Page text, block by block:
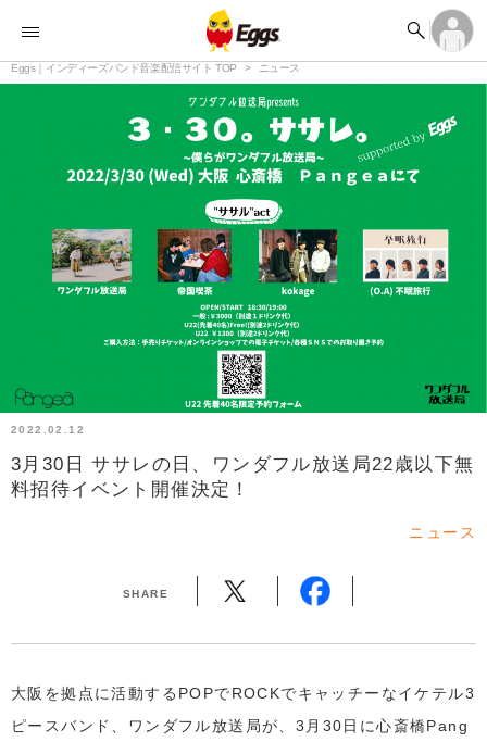


ランキング 
記事 

ログイン
アカウント登録
ログイン
Eggs｜インディーズバンド音楽配信サイト TOP ニュース
2022.02.12
3月30日 ササレの日、ワンダフル放送局22歳以下無
料招待イベント開催決定！
ニュース
SHARE
大阪を拠点に活動するPOPでROCKでキャッチーなイケテル3
ピースバンド、ワンダフル放送局が、3月30日に心斎橋Pang